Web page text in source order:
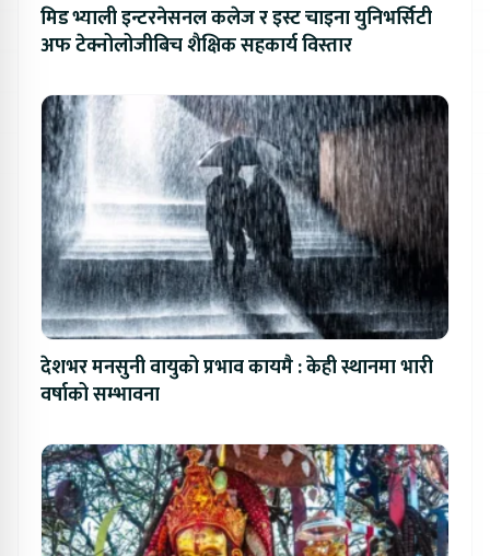
मिड भ्याली इन्टरनेसनल कलेज र इस्ट चाइना युनिभर्सिटी
अफ टेक्नोलोजीबिच शैक्षिक सहकार्य विस्तार
देशभर मनसुनी वायुको प्रभाव कायमै : केही स्थानमा भारी
वर्षाको सम्भावना